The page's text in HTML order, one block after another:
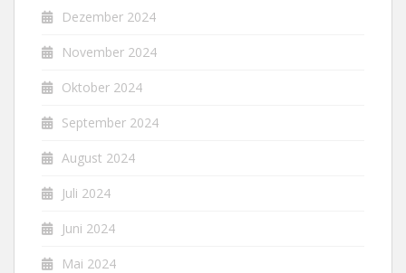
Dezember 2024
November 2024
Oktober 2024
September 2024
August 2024
Juli 2024
Juni 2024
Mai 2024